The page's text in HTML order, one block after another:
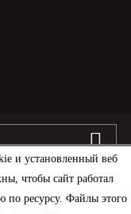
и установленный веб
чтобы сайт работал
по ресурсу. Файлы этого